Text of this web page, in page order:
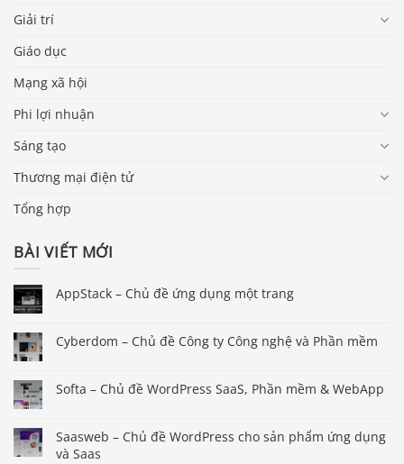
Giải trí
Giáo dục
Mạng xã hội
Phi lợi nhuận
Sáng tạo
Thương mại điện tử
Tổng hợp
BÀI VIẾT MỚI
AppStack – Chủ đề ứng dụng một trang
Cyberdom – Chủ đề Công ty Công nghệ và Phần mềm
Softa – Chủ đề WordPress SaaS, Phần mềm & WebApp
Saasweb – Chủ đề WordPress cho sản phẩm ứng dụng
và Saas